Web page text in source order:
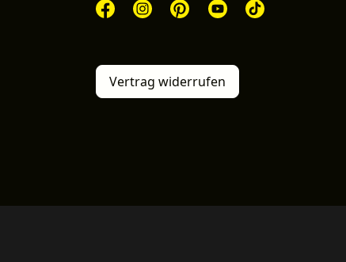
Vertrag widerrufen